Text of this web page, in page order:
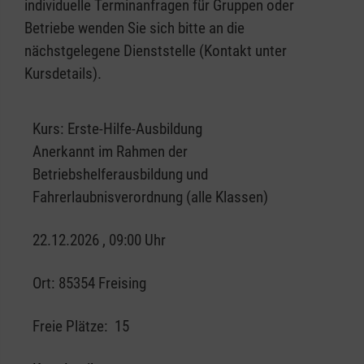
individuelle Terminanfragen für Gruppen oder
Betriebe wenden Sie sich bitte an die
nächstgelegene Dienststelle (Kontakt unter
Kursdetails).
Kurs: Erste-Hilfe-Ausbildung
Anerkannt im Rahmen der
Betriebshelferausbildung und
Fahrerlaubnisverordnung (alle Klassen)
22.12.2026 , 09:00 Uhr
Ort: 85354 Freising
Freie Plätze: 15